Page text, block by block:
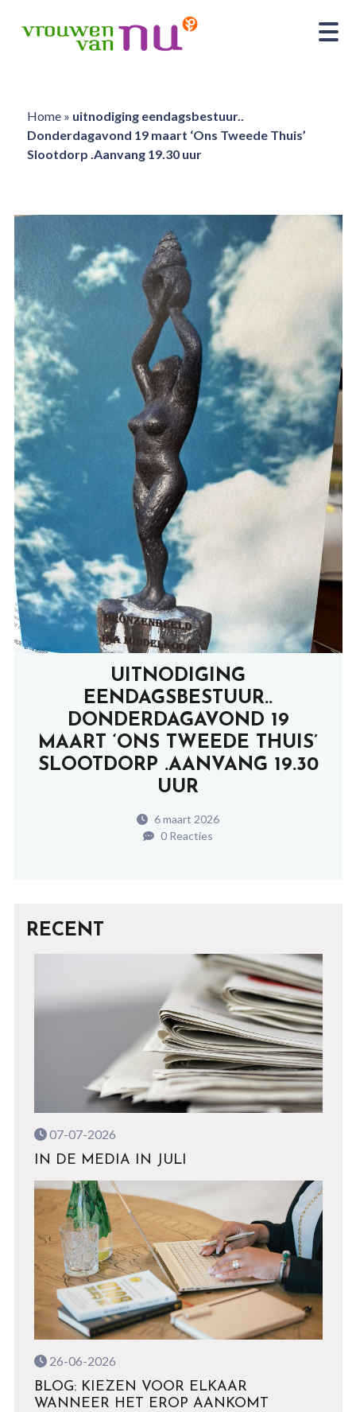
Home» uitnodiging eendagsbestuur..
Donderdagavond 19 maart ‘Ons Tweede Thuis’
Slootdorp .Aanvang 19.30 uur
UITNODIGING
EENDAGSBESTUUR..
DONDERDAGAVOND 19
MAART ‘ONS TWEEDE THUIS’
SLOOTDORP .AANVANG 19.30
UUR
6 maart 2026
0 Reacties
RECENT
07-07-2026
IN DE MEDIA IN JULI
26-06-2026
BLOG: KIEZEN VOOR ELKAAR
WANNEER HET EROP AANKOMT